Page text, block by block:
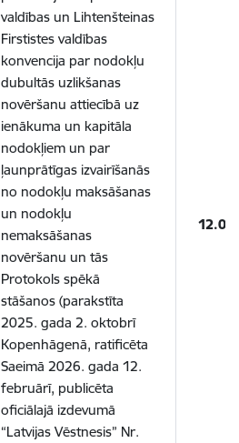
valdības un Lihtenšteinas
Firstistes valdības
konvencija par nodokļu
dubultās uzlikšanas
novēršanu attiecībā uz
ienākuma un kapitāla
nodokļiem un par
ļaunprātīgas izvairīšanās
no nodokļu maksāšanas
un nodokļu
nemaksāšanas
novēršanu un tās
Protokols spēkā
stāšanos (parakstīta
2025. gada 2. oktobrī
Kopenhāgenā, ratificēta
Saeimā 2026. gada 12.
februārī, publicēta
oficiālajā izdevumā
“Latvijas Vēstnesis” Nr.